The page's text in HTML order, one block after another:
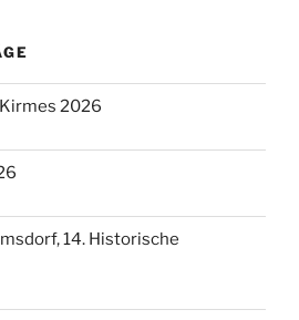
2026
14. Historische